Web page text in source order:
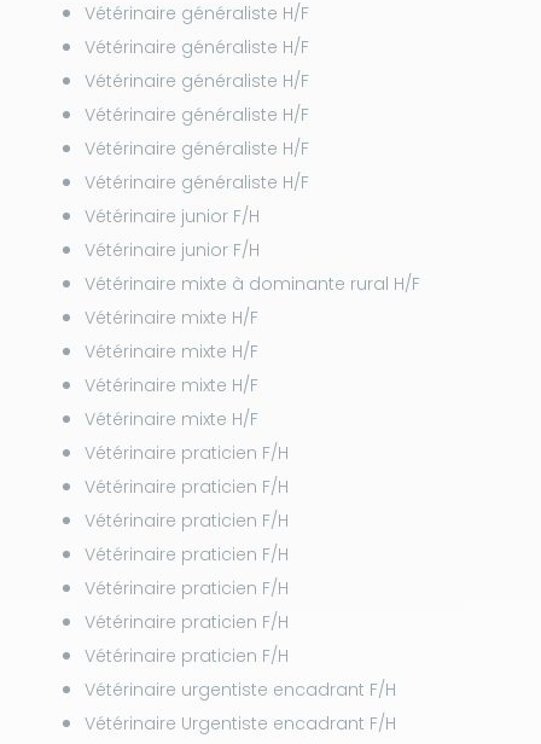
Vétérinaire généraliste H/F
Vétérinaire généraliste H/F
Vétérinaire généraliste H/F
Vétérinaire généraliste H/F
Vétérinaire généraliste H/F
Vétérinaire généraliste H/F
Vétérinaire junior F/H
Vétérinaire junior F/H
Vétérinaire mixte à dominante rural H/F
Vétérinaire mixte H/F
Vétérinaire mixte H/F
Vétérinaire mixte H/F
Vétérinaire mixte H/F
Vétérinaire praticien F/H
Vétérinaire praticien F/H
Vétérinaire praticien F/H
Vétérinaire praticien F/H
Vétérinaire praticien F/H
Vétérinaire praticien F/H
Vétérinaire praticien F/H
Vétérinaire urgentiste encadrant F/H
Vétérinaire Urgentiste encadrant F/H